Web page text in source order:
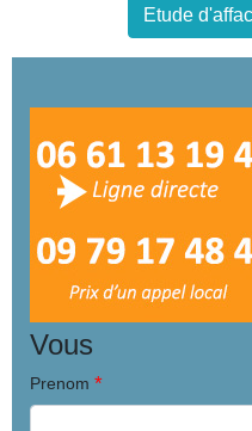
Etude
Vous
Prenom *